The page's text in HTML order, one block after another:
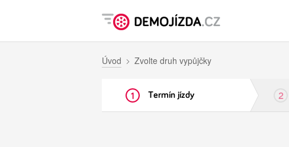
Úvod Zvolte druh vypůjčky
1 Termín jízdy 2